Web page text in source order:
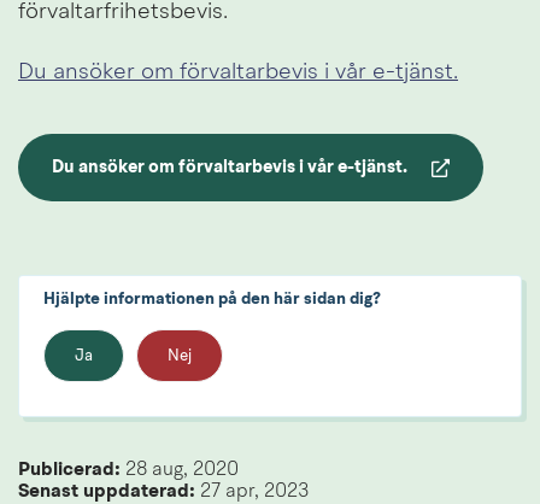
förvaltarfrihetsbevis.
Du ansöker om förvaltarbevis i vår e-tjänst.
Du ansöker om förvaltarbevis i vår e-tjänst.
Länk till annan webbplats.
Hjälpte informationen på den här sidan dig?
Ja Nej
Publicerad: 28 aug, 2020
Senast uppdaterad: 27 apr, 2023